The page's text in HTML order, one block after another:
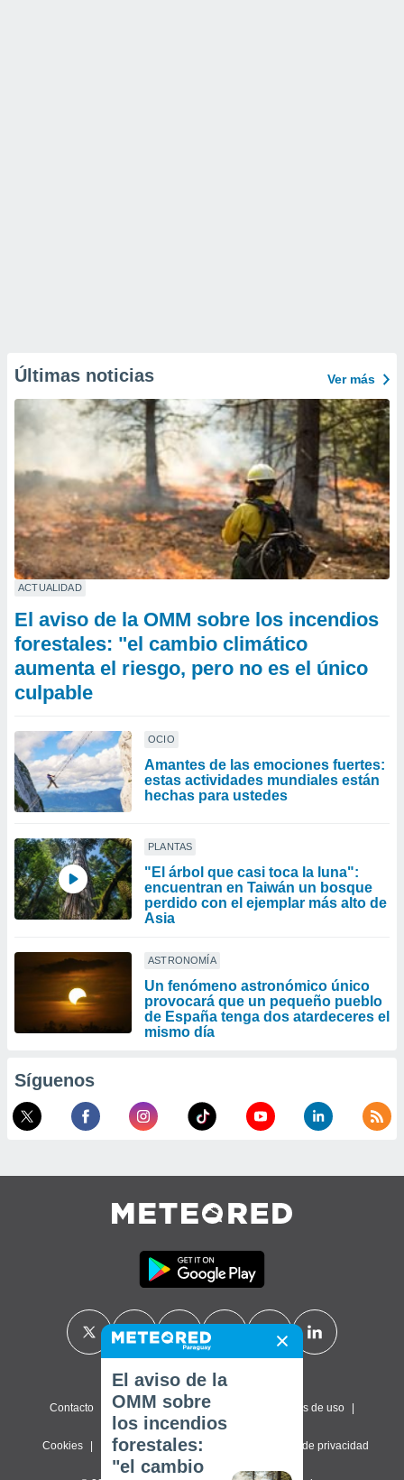
Últimas noticias Ver más
ACTUALIDAD
El aviso de la OMM sobre los incendios
forestales: "el cambio climático
aumenta el riesgo, pero no es el único
culpable
OCIO
Amantes de las emociones fuertes:
estas actividades mundiales están
hechas para ustedes
PLANTAS
"El árbol que casi toca la luna":
encuentran en Taiwán un bosque
perdido con el ejemplar más alto de
Asia
ASTRONOMÍA
Un fenómeno astronómico único
provocará que un pequeño pueblo
de España tenga dos atardeceres el
mismo día
Síguenos
Contacto Sobre nosotros Términos de uso
Cookies Política de privacidad Configuración de privacidad
El aviso de la
OMM sobre
los incendios
forestales:
"el cambio